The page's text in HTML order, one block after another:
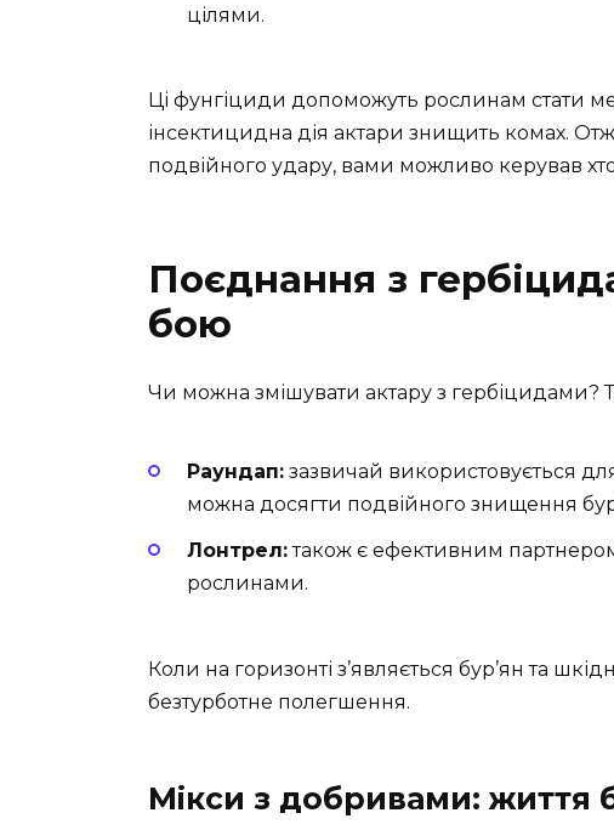
цілями.
Ці фунгіциди допоможуть рослинам стати
інсектицидна дія актари знищить комах.
подвійного удару, вами можливо керував
Поєднання з
бою
Чи можна змішувати актару з гербіцидами?
Раундап: зазвичай використовується
можна досягти подвійного знищення
Лонтрел:також є ефективним
рослинами.
Коли на горизонті з’являється бур’ян та
безтурботне полегшення.
Мікси з добривами: життя